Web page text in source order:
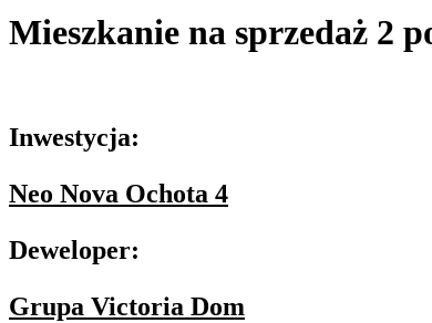
Mieszkanie na sprzedaż 2
Inwestycja:
Neo Nova Ochota 4
Deweloper:
Grupa Victoria Dom